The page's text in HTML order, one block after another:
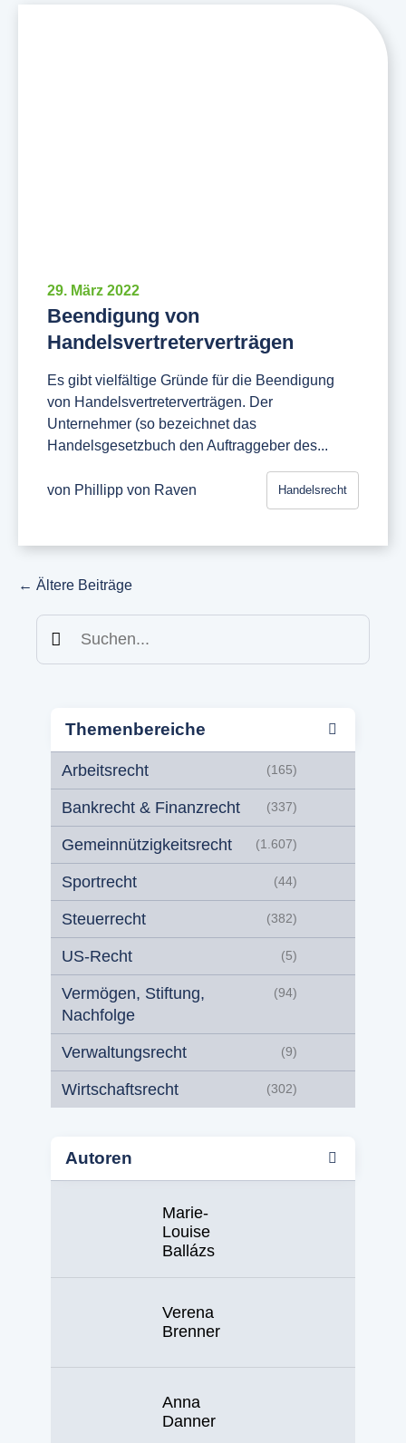
29. März 2022
Beendigung von
Handelsvertreterverträgen
Es gibt vielfältige Gründe für die Beendigung
von Handelsvertreterverträgen. Der
Unternehmer (so bezeichnet das
Handelsgesetzbuch den Auftraggeber des...
von Phillipp von Raven Handelsrecht
← Ältere Beiträge
Suchen
Themenbereiche
Arbeitsrecht (165)
Bankrecht & Finanzrecht (337)
Gemeinnützigkeitsrecht (1.607)
Sportrecht (44)
Steuerrecht (382)
US-Recht (5)
Vermögen, Stiftung,
Nachfolge
(94)
Verwaltungsrecht (9)
Wirtschaftsrecht (302)
Autoren
Marie-
Louise
Ballázs
Verena
Brenner
Anna
Danner